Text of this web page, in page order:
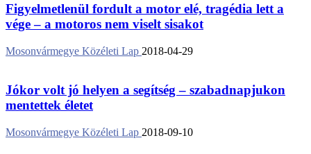
Figyelmetlenül fordult a motor elé, tragédia lett a
vége – a motoros nem viselt sisakot
Mosonvármegye Közéleti Lap 2018-04-29
Jókor volt jó helyen a segítség – szabadnapjukon
mentettek életet
Mosonvármegye Közéleti Lap 2018-09-10